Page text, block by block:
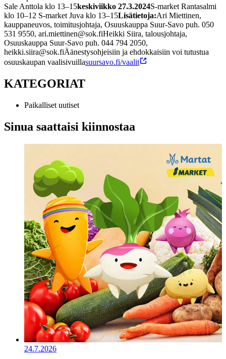
Sale Anttola klo 13–15keskiviikko 27.3.2024S-market Rantasalmi
klo 10–12 S-market Juva klo 13–15Lisätietoja:Ari Miettinen,
kauppaneuvos, toimitusjohtaja, Osuuskauppa Suur-Savo puh. 050
531 9550, ari.miettinen@sok.fiHeikki Siira, talousjohtaja,
Osuuskauppa Suur-Savo puh. 044 794 2050,
heikki.siira@sok.fiÄänestysohjeisiin ja ehdokkaisiin voi tutustua
osuuskaupan vaalisivuillasuursavo.fi/vaalit
KATEGORIAT
Paikalliset uutiset
Sinua saattaisi kiinnostaa
24.7.2026